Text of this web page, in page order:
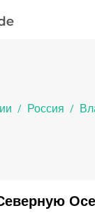
/ Россия /